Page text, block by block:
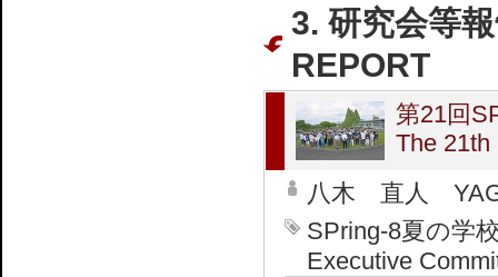
3. 研究会等
REPORT
第21回
The 21th
八木 直人
SPring-8夏の学
Executive